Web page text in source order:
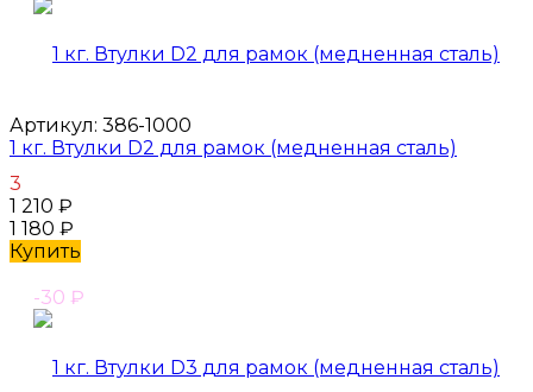
Артикул: 386-1000
1 кг. Втулки D2 для рамок (медненная сталь)
3
1 210 ₽
1 180 ₽
Купить
-30 ₽